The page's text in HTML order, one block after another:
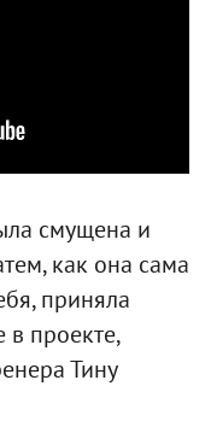
смущена и
как она сама
приняла
в проекте,
Тину